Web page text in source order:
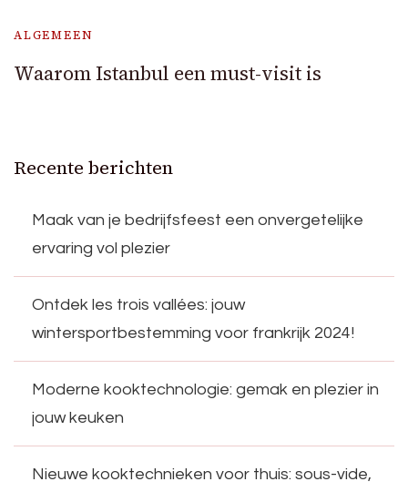
ALGEMEEN
Waarom Istanbul een must-visit is
Recente berichten
Maak van je bedrijfsfeest een onvergetelijke
ervaring vol plezier
Ontdek les trois vallées: jouw
wintersportbestemming voor frankrijk 2024!
Moderne kooktechnologie: gemak en plezier in
jouw keuken
Nieuwe kooktechnieken voor thuis: sous-vide,